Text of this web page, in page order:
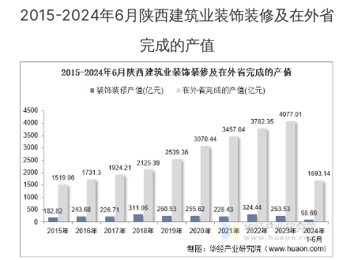
2015-2024年6月陕西建筑业装饰装修及在外省
完成的产值